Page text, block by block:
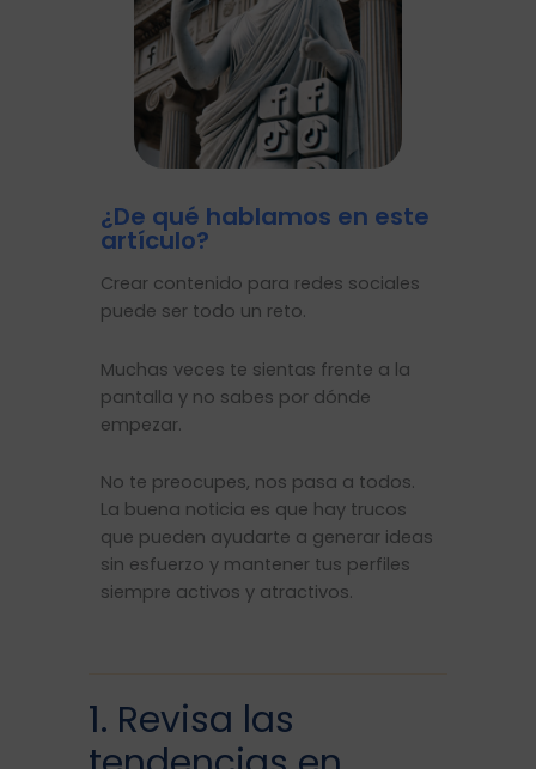
¿De qué hablamos en este
artículo?
Crear contenido para redes sociales
puede ser todo un reto.
Muchas veces te sientas frente a la
pantalla y no sabes por dónde
empezar.
No te preocupes, nos pasa a todos.
La buena noticia es que hay trucos
que pueden ayudarte a generar ideas
sin esfuerzo y mantener tus perfiles
siempre activos y atractivos.
1. Revisa las